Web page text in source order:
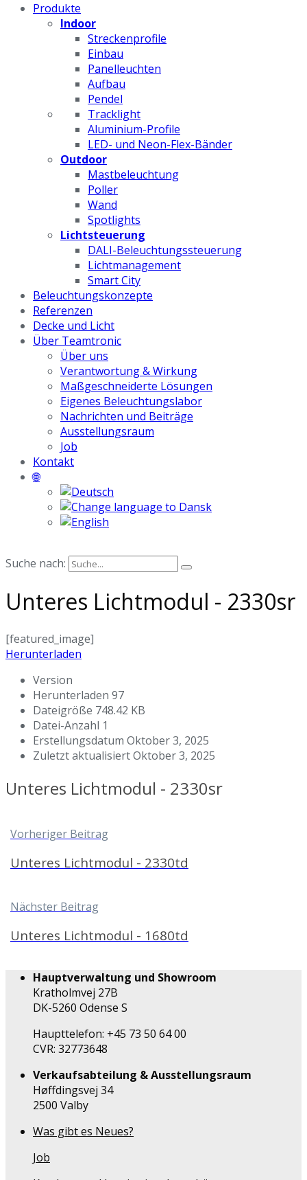
Produkte
Indoor
Streckenprofile
Einbau
Panelleuchten
Aufbau
Pendel
Tracklight
Aluminium-Profile
LED- und Neon-Flex-Bänder
Outdoor
Mastbeleuchtung
Poller
Wand
Spotlights
Lichtsteuerung
DALI-Beleuchtungssteuerung
Lichtmanagement
Smart City
Beleuchtungskonzepte
Referenzen
Decke und Licht
Über Teamtronic
Über uns
Verantwortung & Wirkung
Maßgeschneiderte Lösungen
Eigenes Beleuchtungslabor
Nachrichten und Beiträge
Ausstellungsraum
Job
Kontakt
🌐
Suche nach:
Unteres Lichtmodul - 2330sr
[featured_image]
Herunterladen
Version
Herunterladen 97
Dateigröße 748.42 KB
Datei-Anzahl 1
Erstellungsdatum Oktober 3, 2025
Zuletzt aktualisiertOktober 3, 2025
Unteres Lichtmodul - 2330sr
Vorheriger Beitrag
Unteres Lichtmodul - 2330td
Nächster Beitrag
Unteres Lichtmodul - 1680td
Hauptverwaltung und Showroom
Kratholmvej 27B
DK-5260 Odense S
Haupttelefon: +45 73 50 64 00
CVR: 32773648
Verkaufsabteilung & Ausstellungsraum
Høffdingsvej 34
2500 Valby
Was gibt es Neues?
Job